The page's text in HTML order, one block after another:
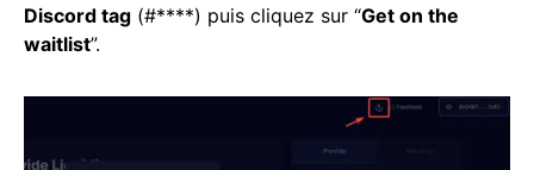
Discord tag (#****) puis cliquez sur “Get on the
waitlist”.